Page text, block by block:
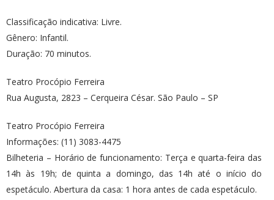
Classificação indicativa: Livre.
Gênero: Infantil.
Duração: 70 minutos.
Teatro Procópio Ferreira
Rua Augusta, 2823 – Cerqueira César. São Paulo – SP
Teatro Procópio Ferreira
Informações: (11) 3083-4475
Bilheteria – Horário de funcionamento: Terça e quarta-feira das
14h às 19h; de quinta a domingo, das 14h até o início do
espetáculo. Abertura da casa: 1 hora antes de cada espetáculo.